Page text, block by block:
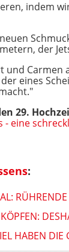
indem
der
und
eines
29.
- eine
:
HABEN